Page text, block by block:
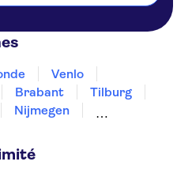
Venlo
Brabant
Tilburg
Nijmegen